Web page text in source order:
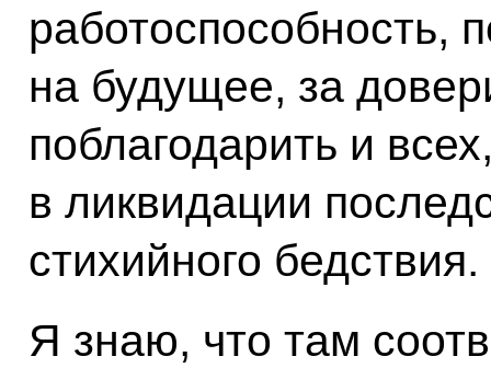
работоспособность,
на будущее, за
поблагодарить и
в ликвидации
стихийного бедствия.
Я знаю, что там